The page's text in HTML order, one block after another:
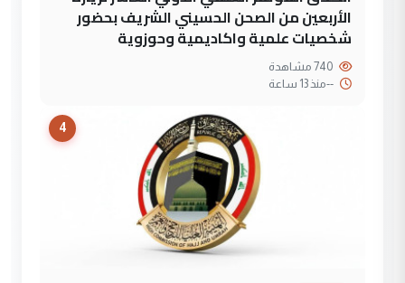
الأربعين من الصحن الحسيني الشريف بحضور
شخصيات علمية واكاديمية وحوزوية
--منذ 13 ساعة
4